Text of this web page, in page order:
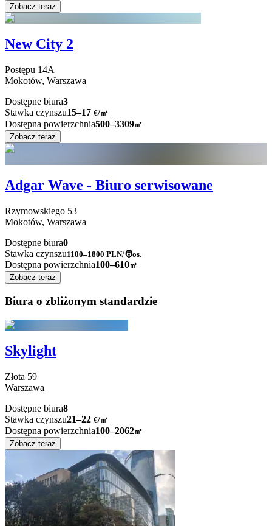
Zobacz teraz
New City 2
Postępu 14A
Mokotów, Warszawa
Dostępne biura3
Stawka czynszu15–17 €/㎡
Dostępna powierzchnia500–3309㎡
Zobacz teraz
Adgar Wave - Biuro serwisowane
Rzymowskiego 53
Mokotów, Warszawa
Dostępne biura0
Stawka czynszu1100–1800 PLN/🧑os.
Dostępna powierzchnia100–610㎡
Zobacz teraz
Biura o zbliżonym standardzie
Skylight
Złota 59
Warszawa
Dostępne biura8
Stawka czynszu21–22 €/㎡
Dostępna powierzchnia100–2062㎡
Zobacz teraz